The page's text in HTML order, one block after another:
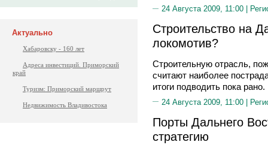
Актуально
Хабаровску - 160 лет
Адреса инвестиций. Приморский
край
Туризм: Приморский маршрут
Недвижимость Владивостока
24 Августа 2009, 11:00 |
Строительство на
локомотив?
Строительную отрасль,
считают наиболее
итоги подводить пока рано.
24 Августа 2009, 11:00 |
Порты Дальнего
стратегию